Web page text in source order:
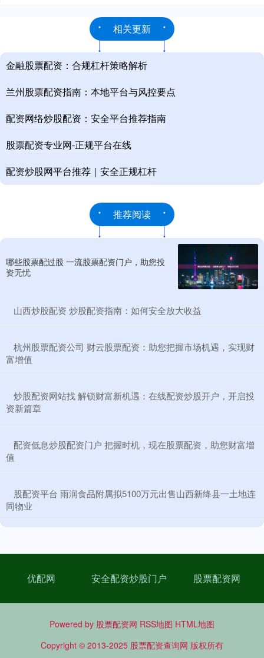
相关更新
金融股票配资：合规杠杆策略解析
兰州股票配资指南：本地平台与风控要点
配资网络炒股配资：安全平台推荐指南
股票配资专业网-正规平台在线
配资炒股网平台推荐｜安全正规杠杆
推荐阅读
哪些股票配过股 一流股票配资门户，助您投
资无忧
​山西炒股配资 炒股配资指南：如何安全放大收益
​杭州股票配资公司 财云股票配资：助您把握市场机遇，实现财
富增值
​炒股配资网站找 解锁财富新机遇：在线配资炒股开户，开启投
资新篇章
​配资低息炒股配资门户 把握时机，现在股票配资，助您财富增
值
​股配资平台 雨润食品附属拟5100万元出售山西新绛县一土地连
同物业
优配网 安全配资炒股门户 股票配资网
Powered by 股票配资网 RSS地图 HTML地图
Copyright © 2013-2025 股票配资查询网 版权所有